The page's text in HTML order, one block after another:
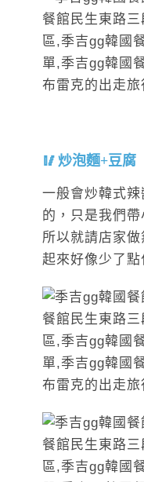
炒泡麵+豆腐
一般會炒韓式
的，只是我們帶
所以就請店家
起來好像少了點